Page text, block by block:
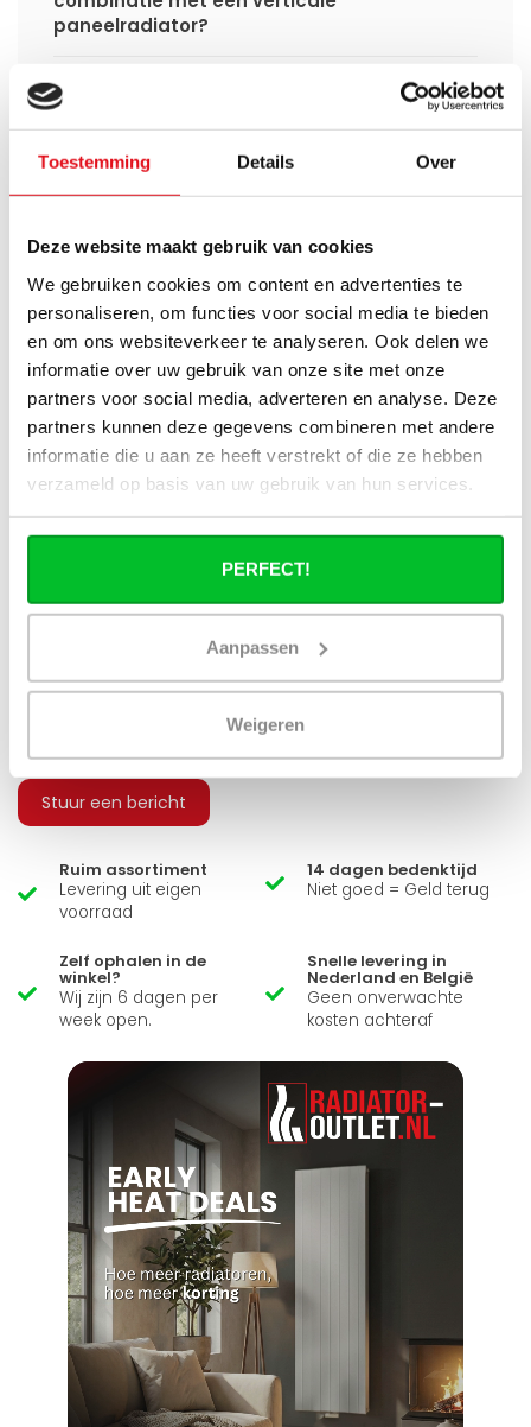
Toestemming Details Over
Deze website maakt gebruik van cookies
We gebruiken cookies om content en advertenties te
personaliseren, om functies voor social media te bieden
en om ons websiteverkeer te analyseren. Ook delen we
informatie over uw gebruik van onze site met onze
partners voor social media, adverteren en analyse. Deze
partners kunnen deze gegevens combineren met andere
informatie die u aan ze heeft verstrekt of die ze hebben
verzameld op basis van uw gebruik van hun services.
PERFECT!
Aanpassen
Weigeren
paneelradiator?
Kan ik de verticale radiator aansluiten
gebruikmakend van de
bovenaansluitingen?
Is er genoeg ruimte achter de verticale
Kan ik mijn Smart thermostaatknop
aansluiten op de verticale radiatoren
van Radiator-Outlet?
Wat is de levertijd van een verticale
paneelradiator en wanneer ontvang ik
deze als ik een bestelling plaats?
installatie, kan ik alle radiatoren
gebruiken uit de website?
Simon helpt je graag en kan al je vragen beantwoorden.
Stuur een bericht
Ruim assortiment
Levering uit eigen
voorraad
14 dagen bedenktijd
Niet goed = Geld terug
Zelf ophalen in de
winkel?
Wij zijn 6 dagen per
week open.
Snelle levering in
Nederland en België
Geen onverwachte
kosten achteraf